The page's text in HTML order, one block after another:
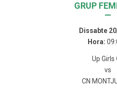
GRUP
—
Dissabte
Hora:
Up Girls
vs
CN